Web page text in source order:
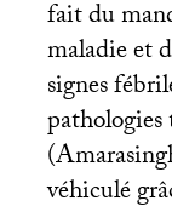
fait du
maladie et
signes
véhiculé